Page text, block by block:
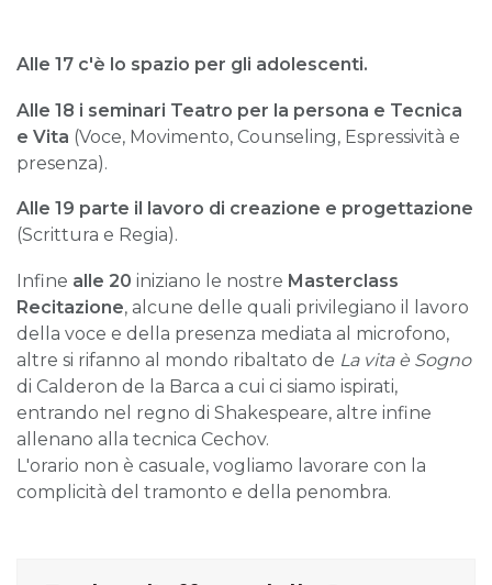
Alle 17 c'è lo spazio per gli adolescenti.
Alle 18 i seminari Teatro per la persona e Tecnica
e Vita (Voce, Movimento, Counseling, Espressività e
presenza).
Alle 19 parte il lavoro di creazione e progettazione
(Scrittura e Regia).
Infine alle 20 iniziano le nostre Masterclass
Recitazione, alcune delle quali privilegiano il lavoro
della voce e della presenza mediata al microfono,
altre si rifanno al mondo ribaltato de La vita è Sogno
di Calderon de la Barca a cui ci siamo ispirati,
entrando nel regno di Shakespeare, altre infine
allenano alla tecnica Cechov.
L'orario non è casuale, vogliamo lavorare con la
complicità del tramonto e della penombra.